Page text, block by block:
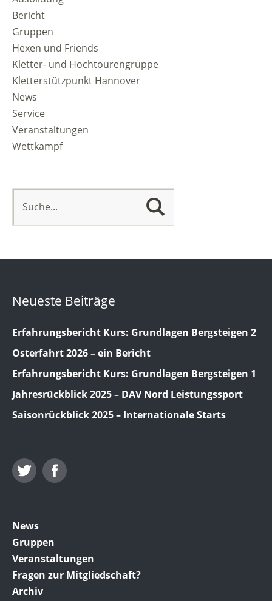
Bericht
Gruppen
Hexen und Friends
Kletter- und Hochtourengruppe
Kletterstützpunkt Hannover
News
Service
Veranstaltungen
Wettkampf
Neueste Beiträge
Erfahrungsbericht Kurs: Grundlagen Bergsteigen 2
Osterfahrt 2026 – ein Bericht
Erfahrungsbericht Kurs: Grundlagen Bergsteigen 1
Jahresrückblick 2025 – DAV Nord Leistungssport
Saisonrückblick 2025 – Internationale Starts
Twitter
News
Gruppen
Veranstaltungen
Fragen zur Mitgliedschaft?
Archiv